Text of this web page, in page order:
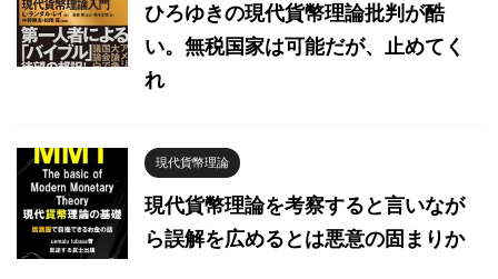
ひろゆきの現代貨幣理論批判が酷
い。無税国家は可能だが、止めてく
れ
現代貨幣理論
現代貨幣理論を考察すると言いなが
ら誤解を広めるとは悪意の固まりか